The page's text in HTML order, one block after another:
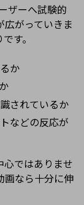
ザーへ試験的
がっていきま
す。
か
されているか
などの反応が
心ではありませ
画なら十分に伸